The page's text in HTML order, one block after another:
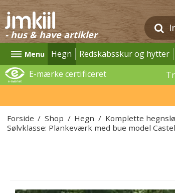
- hus & have artikler
Menu Hegn Redskabsskur og hytter
E-mærke certificeret
Forside / Shop / Hegn / Komplette
Sølvklasse: Plankeværk med bue model